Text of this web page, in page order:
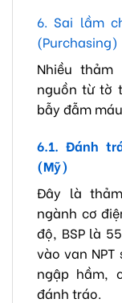
6. Sai lầm
(Purchasing)
Nhiều
nguồn từ tờ
bẫy đẫm
6.1. Đánh
(Mỹ)
Đây là
ngành cơ
độ, BSP là
vào van
ngập hầm,
đánh tráo.